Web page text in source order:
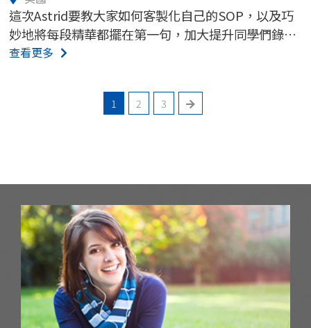
這次Astrid要教大家如何客製化自己的SOP，以及巧
妙地將每段精華都擺在第一句，加大提升同學們錄取
的成功率💪💪撰寫留學讀書計畫常見錯誤及範例都在
查看更多
1 2 3